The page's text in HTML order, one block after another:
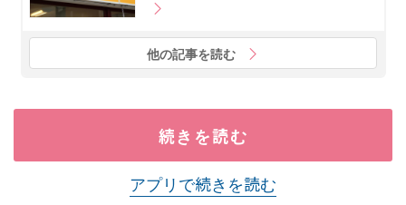
他の記事を読む
続きを読む
アプリで続きを読む